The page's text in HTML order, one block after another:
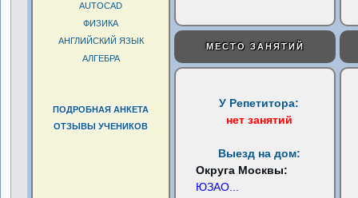
AUTOCAD
ФИЗИКА
АНГЛИЙСКИЙ ЯЗЫК
АЛГЕБРА
ПОДРОБНАЯ АНКЕТА
ОТЗЫВЫ УЧЕНИКОВ
МЕСТО ЗАНЯТИЙ
У Репетитора:
нет занятий
Выезд на дом:
Округа Москвы:
ЮЗАО